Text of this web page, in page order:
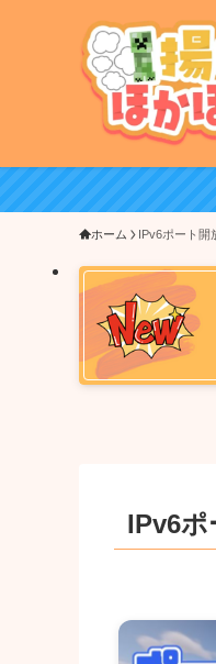
ホーム IPv6ポート開
IPv6ポ